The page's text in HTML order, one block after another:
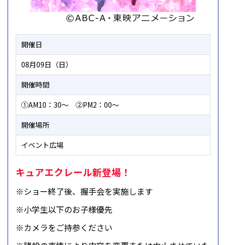
開催日
08月09日（日）
開催時間
①AM10：30～ ②PM2：00～
開催場所
イベント広場
キュアエクレール新登場！
※ショー終了後、握手会を実施します
※小学生以下のお子様優先
※カメラをご持参ください